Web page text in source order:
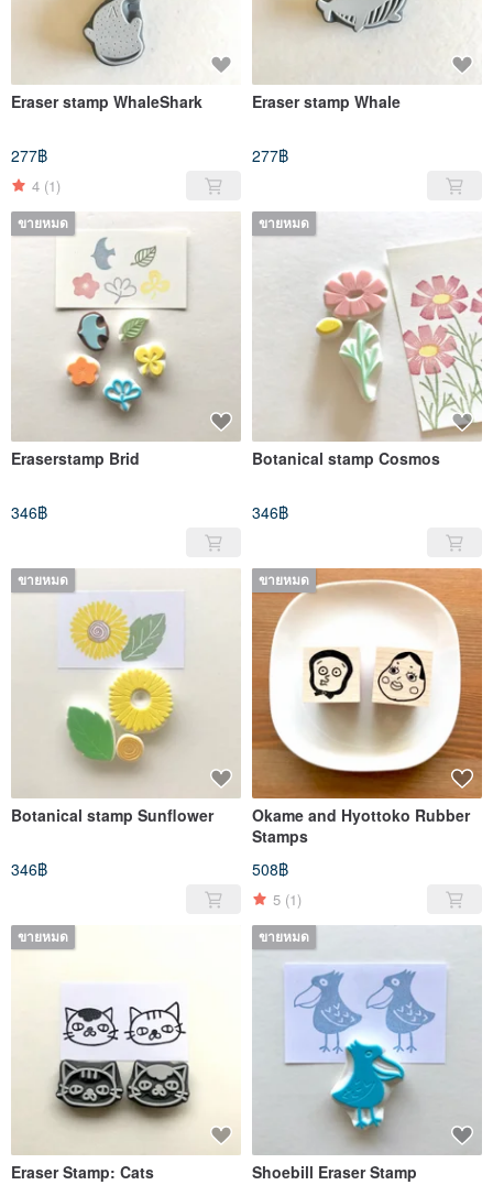
Eraser stamp WhaleShark
277฿
4 (1)
Eraser stamp Whale
277฿
ขายหมด
Eraserstamp Brid
346฿
ขายหมด
Botanical stamp Cosmos
346฿
ขายหมด
Botanical stamp Sunflower
346฿
ขายหมด
Okame and Hyottoko Rubber
Stamps
508฿
5 (1)
ขายหมด
Eraser Stamp: Cats
ขายหมด
Shoebill Eraser Stamp